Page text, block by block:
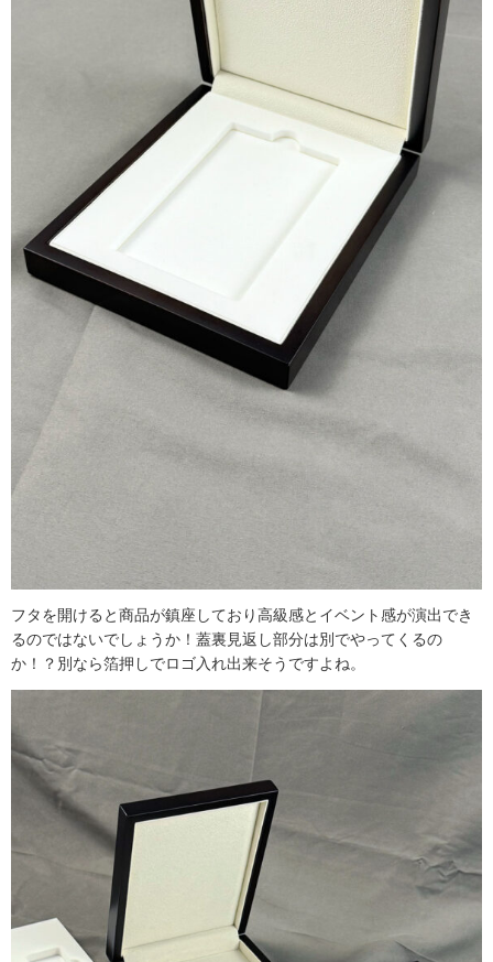
フタを開けると商品が鎮座しており高級感とイベント感が演出でき
るのではないでしょうか！蓋裏見返し部分は別でやってくるの
か！？別なら箔押しでロゴ入れ出来そうですよね。